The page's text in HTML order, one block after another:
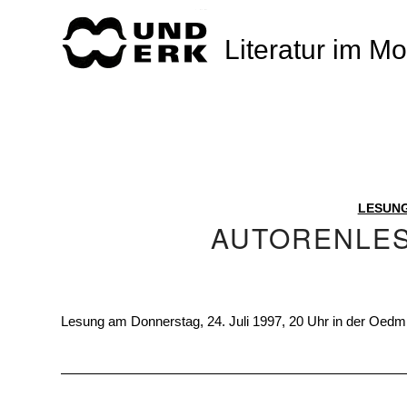
Literatur im
Lesung am Donnerstag, 24. Juli 1997, 20 Uhr in der